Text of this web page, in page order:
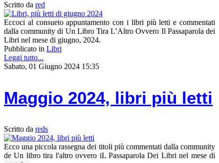
Scritto da red
Eccoci al consueto appuntamento con i libri più letti e commentati
dalla community di Un Libro Tira L’Altro Ovvero Il Passaparola dei
Libri nel mese di giugno, 2024.
Pubblicato in Libri
Leggi tutto...
Sabato, 01 Giugno 2024 15:35
Maggio 2024, libri più letti
Scritto da reds
Ecco una piccola rassegna dei titoli più commentati dalla community
de Un libro tira l'altro ovvero iL Passaparola Dei Libri nel mese di